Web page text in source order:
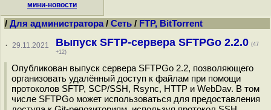
мини-новости
/ Для администратора/ Сеть / FTP, BitTorrent
· 29.11.2021 Выпуск SFTP-сервера SFTPGo 2.2.0 (47
+12)
Опубликован выпуск сервера SFTPGo 2.2, позволяющего
организовать удалённый доступ к файлам при помощи
протоколов SFTP, SCP/SSH, Rsync, HTTP и WebDav. В том
числе SFTPGo может использоваться для предоставления